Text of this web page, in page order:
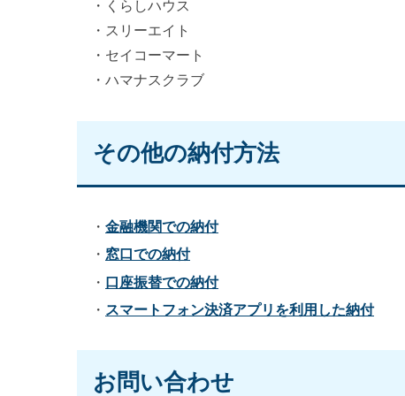
・くらしハウス
・スリーエイト
・セイコーマート
・ハマナスクラブ
その他の納付方法
・ 金融機関での納付
・ 窓口での納付
・ 口座振替での納付
・ スマートフォン決済アプリを利用した納付
お問い合わせ